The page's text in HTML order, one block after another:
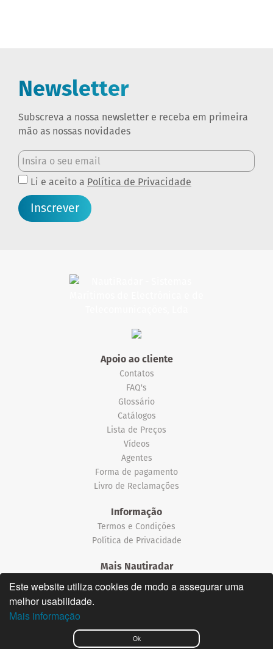
Ok
Este website utiliza cookies de modo a assegurar uma
melhor usabilidade.
Mais informação
Newsletter
Subscreva a nossa newsletter e receba em primeira
mão as nossas novidades
Li e aceito a Política de Privacidade
Inscrever
Apoio ao cliente
Contatos
FAQ's
Glossário
Catálogos
Lista de Preços
Vídeos
Agentes
Forma de pagamento
Livro de Reclamações
Informação
Termos e Condições
Política de Privacidade
Mais Nautiradar
Notícias